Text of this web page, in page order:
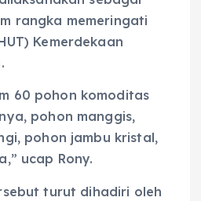
rangka memeringati
Kemerdekaan
60 pohon komoditas
pohon manggis,
pohon jambu kristal,
ucap Rony.
turut dihadiri oleh